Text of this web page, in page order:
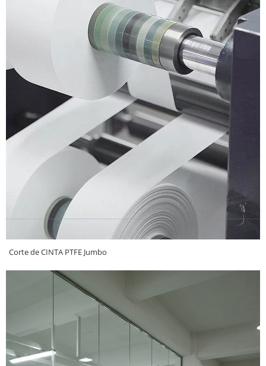
Corte de CINTA PTFE Jumbo